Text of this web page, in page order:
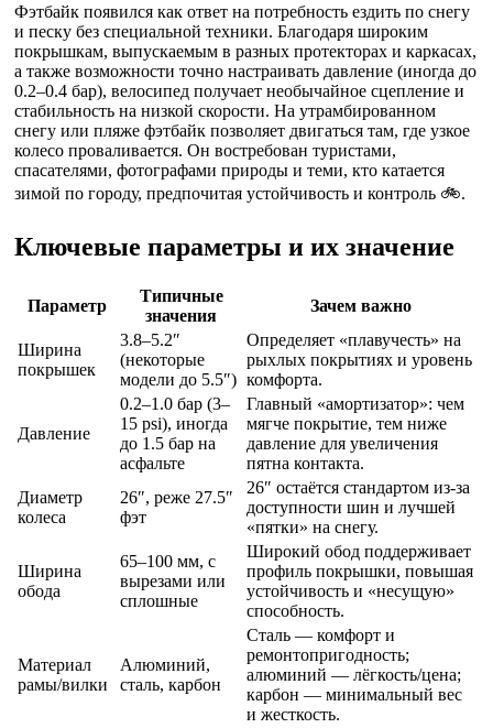
Фэтбайк появился как ответ на потребность ездить по снегу
и песку без специальной техники. Благодаря широким
покрышкам, выпускаемым в разных протекторах и каркасах,
а также возможности точно настраивать давление (иногда до
0.2–0.4 бар), велосипед получает необычайное сцепление и
стабильность на низкой скорости. На утрамбированном
снегу или пляже фэтбайк позволяет двигаться там, где узкое
колесо проваливается. Он востребован туристами,
спасателями, фотографами природы и теми, кто катается
зимой по городу, предпочитая устойчивость и контроль 🚲.
Ключевые параметры и их значение
Параметр
Типичные
значения
Зачем важно
Ширина
покрышек
3.8–5.2″
(некоторые
модели до 5.5″)
Определяет «плавучесть» на
рыхлых покрытиях и уровень
комфорта.
Давление
0.2–1.0 бар (3–
15 psi), иногда
до 1.5 бар на
асфальте
Главный «амортизатор»: чем
мягче покрытие, тем ниже
давление для увеличения
пятна контакта.
Диаметр
колеса
26″, реже 27.5″
фэт
26″ остаётся стандартом из-за
доступности шин и лучшей
«пятки» на снегу.
Ширина
обода
65–100 мм, с
вырезами или
сплошные
Широкий обод поддерживает
профиль покрышки, повышая
устойчивость и «несущую»
способность.
Материал
рамы/вилки
Алюминий,
сталь, карбон
Сталь — комфорт и
ремонтопригодность;
алюминий — лёгкость/цена;
карбон — минимальный вес
и жесткость.